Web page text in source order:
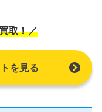
取！／
を見る